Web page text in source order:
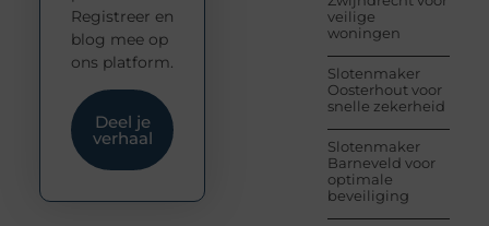
veilige
woningen
Slotenmaker
Oosterhout voor
snelle zekerheid
Slotenmaker
Barneveld voor
optimale
beveiliging
Registreer en
blog mee op
ons platform.
Deel je
verhaal